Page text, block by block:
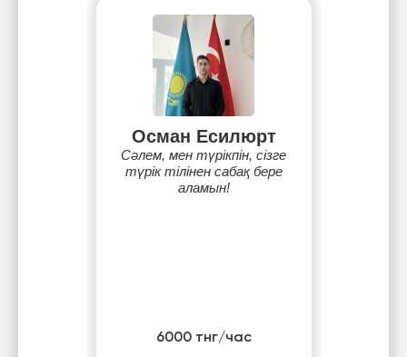
Осман Есилюрт
Сәлем, мен түрікпін, сізге
түрік тілінен сабақ бере
аламын!
6000 тнг/час